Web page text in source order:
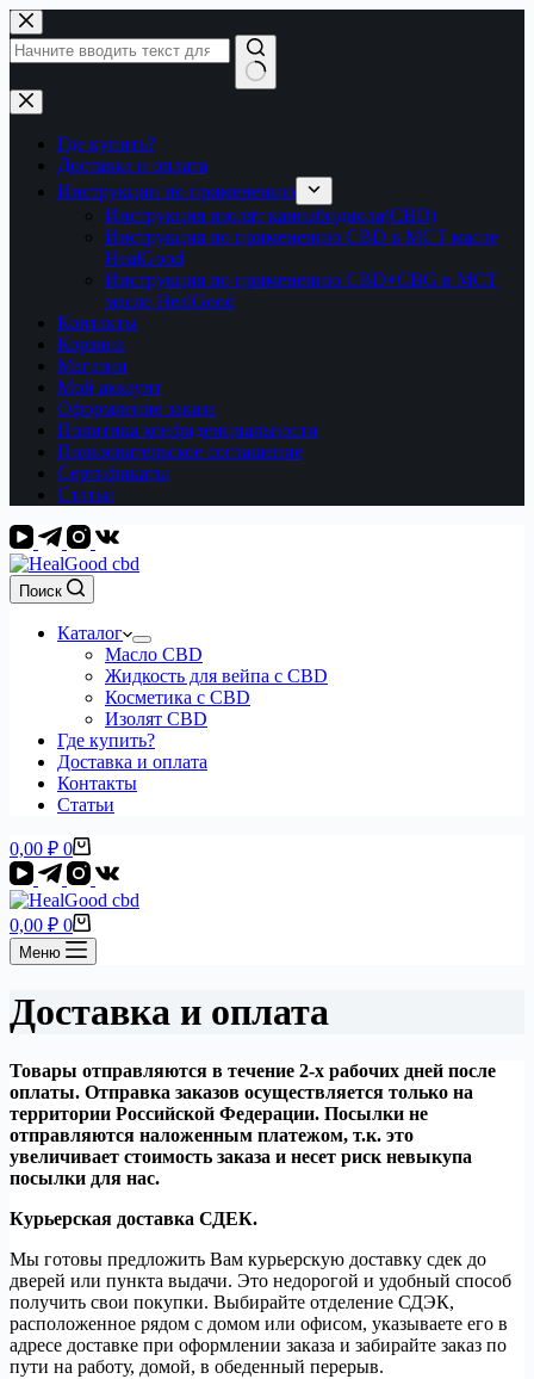
Перейти
к
сути
Ничего
не
найденоГде купить?
Доставка и оплата
Инструкции по применению
Инструкция изолят каннабидиола(CBD)
Инструкция по применению CBD в МСТ масле
HealGood
Инструкция по применению CBD+CBG в МСТ
масле HealGood
Контакты
Корзина
Магазин
Мой аккаунт
Оформление заказа
Политика конфиденциальности
Пользовательское соглашение
Сертификаты
Статьи
Поиск
Каталог
Масло CBD
Жидкость для вейпа с CBD
Косметика с CBD
Изолят CBD
Где купить?
Доставка и оплата
Контакты
Статьи
Корзина
0,00 ₽ 0
Корзина
0,00 ₽ 0
Меню
Доставка и оплата
Товары отправляются в течение 2-х рабочих дней после
оплаты. Отправка заказов осуществляется только на
территории Российской Федерации. Посылки не
отправляются наложенным платежом, т.к. это
увеличивает стоимость заказа и несет риск невыкупа
посылки для нас.
Курьерская доставка СДЕК.
Мы готовы предложить Вам курьерскую доставку сдек до
дверей или пункта выдачи. Это недорогой и удобный способ
получить свои покупки. Выбирайте отделение СДЭК,
расположенное рядом с домом или офисом, указываете его в
адресе доставке при оформлении заказа и забирайте заказ по
пути на работу, домой, в обеденный перерыв.